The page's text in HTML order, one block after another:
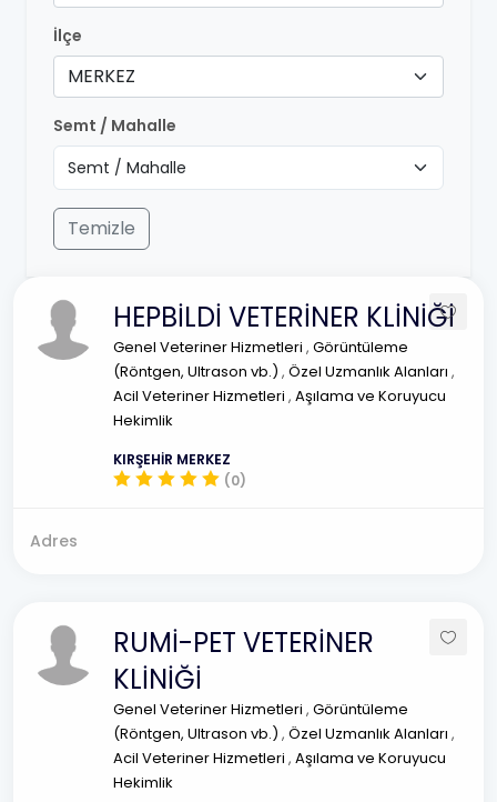
İlçe
MERKEZ
Semt / Mahalle
Temizle
HEPBİLDİ VETERİNER KLİNİĞİ
Genel Veteriner Hizmetleri , Görüntüleme
(Röntgen, Ultrason vb.) , Özel Uzmanlık Alanları ,
Acil Veteriner Hizmetleri , Aşılama ve Koruyucu
Hekimlik
KIRŞEHİR MERKEZ
(0)
Adres
RUMİ-PET VETERİNER
KLİNİĞİ
Genel Veteriner Hizmetleri , Görüntüleme
(Röntgen, Ultrason vb.) , Özel Uzmanlık Alanları ,
Acil Veteriner Hizmetleri , Aşılama ve Koruyucu
Hekimlik